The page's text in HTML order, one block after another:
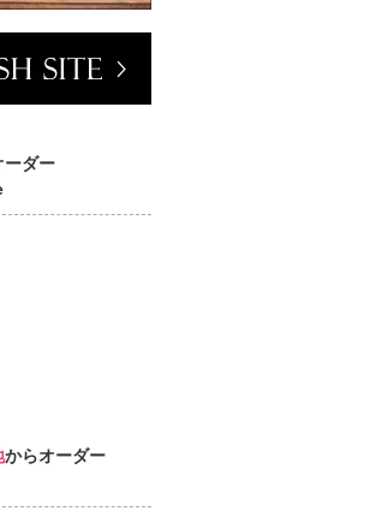
ーダー
からオーダー